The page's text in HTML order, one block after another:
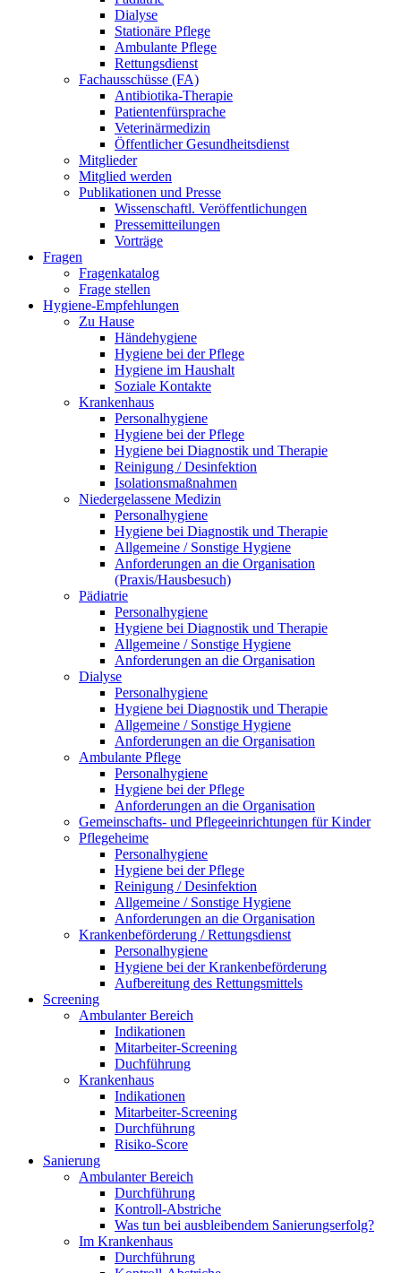
Dialyse
Stationäre Pflege
Ambulante Pflege
Rettungsdienst
Fachausschüsse (FA)
Antibiotika-Therapie
Patientenfürsprache
Veterinärmedizin
Öffentlicher Gesundheitsdienst
Mitglieder
Mitglied werden
Publikationen und Presse
Wissenschaftl. Veröffentlichungen
Pressemitteilungen
Vorträge
Fragen
Fragenkatalog
Frage stellen
Hygiene-Empfehlungen
Zu Hause
Händehygiene
Hygiene bei der Pflege
Hygiene im Haushalt
Soziale Kontakte
Krankenhaus
Personalhygiene
Hygiene bei der Pflege
Hygiene bei Diagnostik und Therapie
Reinigung / Desinfektion
Isolationsmaßnahmen
Niedergelassene Medizin
Personalhygiene
Hygiene bei Diagnostik und Therapie
Allgemeine / Sonstige Hygiene
Anforderungen an die Organisation
(Praxis/Hausbesuch)
Pädiatrie
Personalhygiene
Hygiene bei Diagnostik und Therapie
Allgemeine / Sonstige Hygiene
Anforderungen an die Organisation
Dialyse
Personalhygiene
Hygiene bei Diagnostik und Therapie
Allgemeine / Sonstige Hygiene
Anforderungen an die Organisation
Ambulante Pflege
Personalhygiene
Hygiene bei der Pflege
Anforderungen an die Organisation
Gemeinschafts- und Pflegeeinrichtungen für Kinder
Pflegeheime
Personalhygiene
Hygiene bei der Pflege
Reinigung / Desinfektion
Allgemeine / Sonstige Hygiene
Anforderungen an die Organisation
Krankenbeförderung / Rettungsdienst
Personalhygiene
Hygiene bei der Krankenbeförderung
Aufbereitung des Rettungsmittels
Screening
Ambulanter Bereich
Indikationen
Mitarbeiter-Screening
Duchführung
Krankenhaus
Indikationen
Mitarbeiter-Screening
Durchführung
Risiko-Score
Sanierung
Ambulanter Bereich
Durchführung
Kontroll-Abstriche
Was tun bei ausbleibendem Sanierungserfolg?
Im Krankenhaus
Durchführung